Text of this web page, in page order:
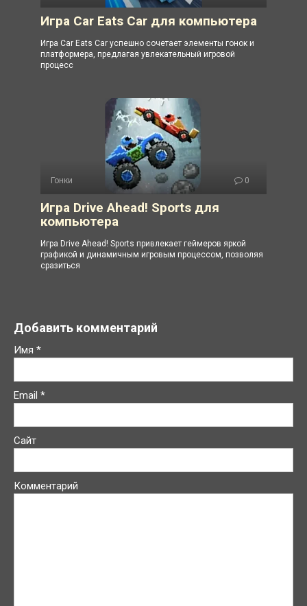
Игра Car Eats Car для компьютера
Игра Car Eats Car успешно сочетает элементы гонок и
платформера, предлагая увлекательный игровой
процесс
Гонки 0
Игра Drive Ahead! Sports для
компьютера
Игра Drive Ahead! Sports привлекает геймеров яркой
графикой и динамичным игровым процессом, позволяя
сразиться
Добавить комментарий
Имя *
Email *
Сайт
Комментарий